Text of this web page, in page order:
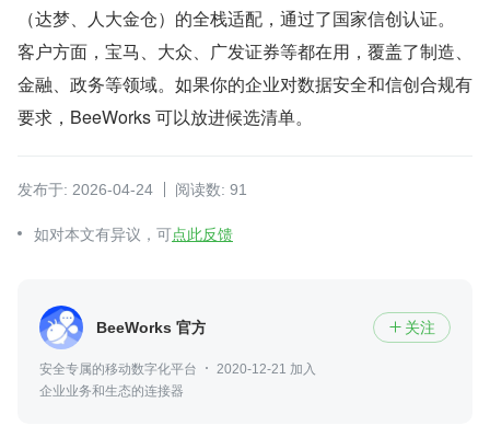
（达梦、人大金仓）的全栈适配，通过了国家信创认证。
客户方面，宝马、大众、广发证券等都在用，覆盖了制造、
金融、政务等领域。如果你的企业对数据安全和信创合规有
要求，BeeWorks 可以放进候选清单。
发布于: 2026-04-24 阅读数: 91
如对本文有异议，可点此反馈
BeeWorks 官方  关注
安全专属的移动数字化平台
2020-12-21 加入
企业业务和生态的连接器